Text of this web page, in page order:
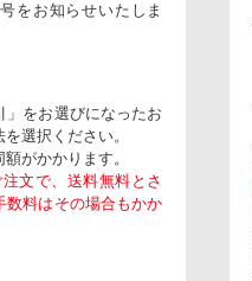
をお知らせいたしま
」をお選びになったお
選択ください。
がかかります。
文で、送料無料とさ
数料はその場合もかか